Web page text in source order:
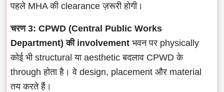
पहले MHA की clearance ज़रूरी होगी।
चरण 3: CPWD (Central Public Works
Department) की involvement भवन पर physically
कोई भी structural या aesthetic बदलाव CPWD के
through होता है। वे design, placement और material
तय करते हैं।